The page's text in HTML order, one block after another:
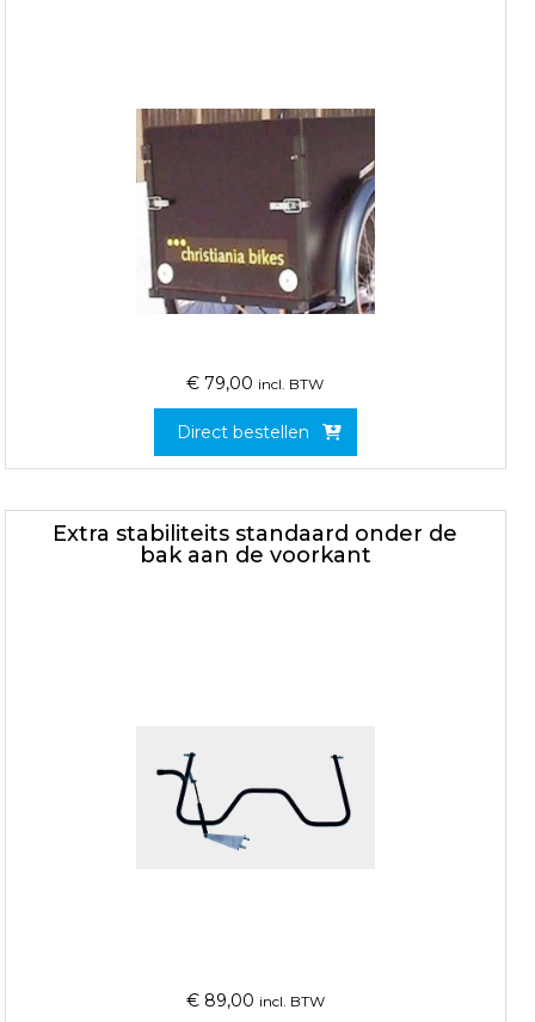
€ 79,00 incl. BTW
Direct bestellen
Extra stabiliteits standaard onder de
bak aan de voorkant
€ 89,00 incl. BTW